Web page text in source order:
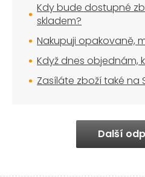
Kdy bude dostupné
skladem?
Nakupuji opakovaně,
Když dnes objednám,
Zasíláte zboží také na
Další